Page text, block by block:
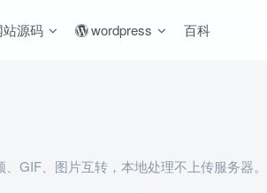
站源码 wordpress 百科
GIF、图片互转，本地处理不上传服务器。